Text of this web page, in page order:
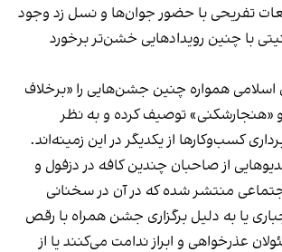
تفریحی با حضور جوان‌ها و نسل زد وجود
با چنین رویدادهایی خشن‌تر برخورد
همواره چنین جشن‌هایی را «برخلاف
«هنجارشکنی» توصیف کرده و به نظر
کسب‌وکارها از یکدیگر در این زمینه‌اند.
از صاحبان چندین کافه در دزفول و
منتشر شده که در آن در سخنانی
یا به دلیل برگزاری جشن همراه با رقص
عذرخواهی و ابراز ندامت می‌کنند یا از